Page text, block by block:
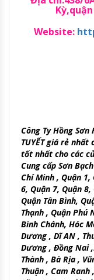
Website:
Công Ty Hồng Sơn
TUYẾT giá rẻ
tốt nhất cho các
Cung cấp Sơn
Chí Minh , Quận 1,
6, Quận 7, Quận
Quận Tân Bình,
Thạnh , Quận Phú
Bình Chánh, Hóc
Dương , Dĩ AN ,
Dương , Đồng Nai
Thành , Bà Rịa ,
Thuận , Cam